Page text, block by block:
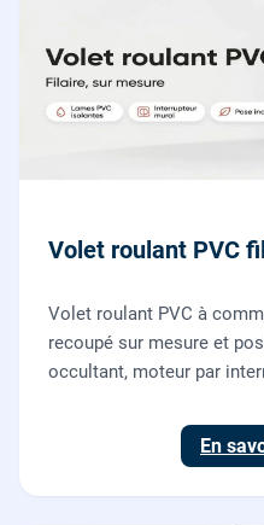
Volet roulant PVC
Volet roulant PVC à
recoupé sur mesure et
occultant, moteur par
En